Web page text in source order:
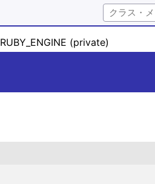
RUBY_ENGINE (private)